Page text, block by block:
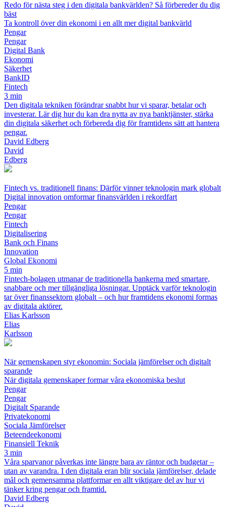
Redo för nästa steg i den digitala bankvärlden? Så förbereder du dig
bäst
Ta kontroll över din ekonomi i en allt mer digital bankvärld
Pengar
Pengar
Digital Bank
Ekonomi
Säkerhet
BankID
Fintech
3 min
Den digitala tekniken förändrar snabbt hur vi sparar, betalar och
investerar. Lär dig hur du kan dra nytta av nya banktjänster, stärka
din digitala säkerhet och förbereda dig för framtidens sätt att hantera
pengar.
David Edberg
David
Edberg
Fintech vs. traditionell finans: Därför vinner teknologin mark globalt
Digital innovation omformar finansvärlden i rekordfart
Pengar
Pengar
Fintech
Digitalisering
Bank och Finans
Innovation
Global Ekonomi
5 min
Fintech-bolagen utmanar de traditionella bankerna med smartare,
snabbare och mer tillgängliga lösningar. Upptäck varför teknologin
tar över finanssektorn globalt – och hur framtidens ekonomi formas
av digitala aktörer.
Elias Karlsson
Elias
Karlsson
När gemenskapen styr ekonomin: Sociala jämförelser och digitalt
sparande
När digitala gemenskaper formar våra ekonomiska beslut
Pengar
Pengar
Digitalt Sparande
Privatekonomi
Sociala Jämförelser
Beteendeekonomi
Finansiell Teknik
3 min
Våra sparvanor påverkas inte längre bara av räntor och budgetar –
utan av varandra. I den digitala eran blir sociala jämförelser, delade
mål och gemensamma plattformar en allt viktigare del av hur vi
tänker kring pengar och framtid.
David Edberg